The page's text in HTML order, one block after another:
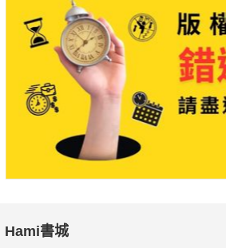
個人成長，有快樂也有痛苦，唯有自律
入成長的喜悅……
Hami書城